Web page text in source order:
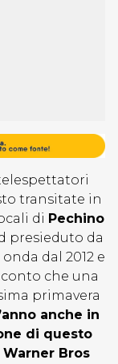
telespettatori
transitate in
di Pechino
presieduto da
dal 2012 e
che una
primavera
anche in
di questo
Warner Bros